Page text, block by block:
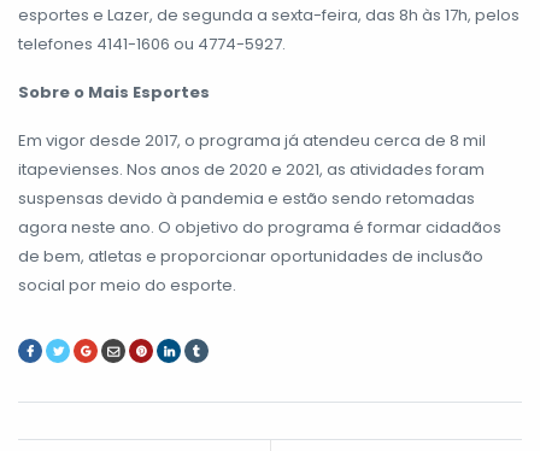
esportes e Lazer, de segunda a sexta-feira, das 8h às 17h, pelos
telefones 4141-1606 ou 4774-5927.
Sobre o Mais Esportes
Em vigor desde 2017, o programa já atendeu cerca de 8 mil
itapevienses. Nos anos de 2020 e 2021, as atividades foram
suspensas devido à pandemia e estão sendo retomadas
agora neste ano. O objetivo do programa é formar cidadãos
de bem, atletas e proporcionar oportunidades de inclusão
social por meio do esporte.